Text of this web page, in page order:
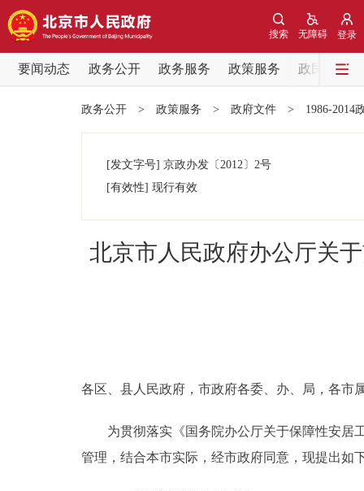
登录
无障碍
搜索
要闻动态 政务公开 政务服务 政策服务
政民互动
党中央精神
政务服务
政务公开 > 政策服务 > 政府文件 > 1986-2014
[发文字号] 京政办发 〔2012〕 2号
[有效性] 现行有效
北京市人民政府办公厅关
各区、县人民政府，市政府各委、办、局，各市
为贯彻落实《国务院办公厅关于保障性安居工
管理，结合本市实际，经市政府同意，现提出如